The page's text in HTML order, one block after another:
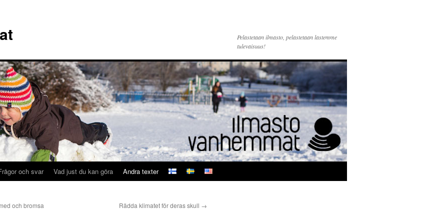
Pelastetaan ilmasto, pelastetaan lastemme
tulevaisuus!
och svar Vad just du kan göra Andra texter
och bromsa
Rädda klimatet för deras skull →